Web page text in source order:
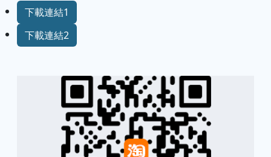
下載連結1
下載連結2